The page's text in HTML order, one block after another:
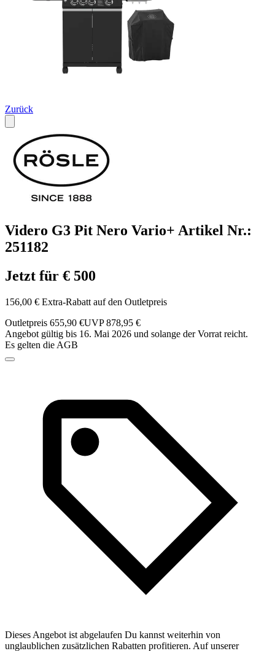
Zurück
Videro G3 Pit Nero Vario+ Artikel Nr.:
251182
Jetzt für € 500
156,00 € Extra-Rabatt auf den Outletpreis
Outletpreis 655,90 €UVP 878,95 €
Angebot gültig bis 16. Mai 2026 und solange der Vorrat reicht.
Es gelten die AGB
Dieses Angebot ist abgelaufen Du kannst weiterhin von
unglaublichen zusätzlichen Rabatten profitieren. Auf unserer